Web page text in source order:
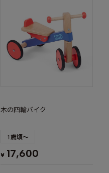
木の四輪バイク
1歳頃～
¥ 17,600